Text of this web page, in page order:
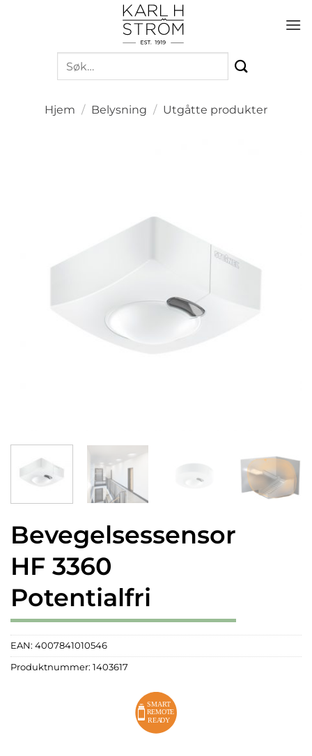
Søk
etter:
Hjem / Belysning / Utgåtte produkter
Bevegelsessensor
HF 3360
Potentialfri
EAN: 4007841010546
Produktnummer: 1403617